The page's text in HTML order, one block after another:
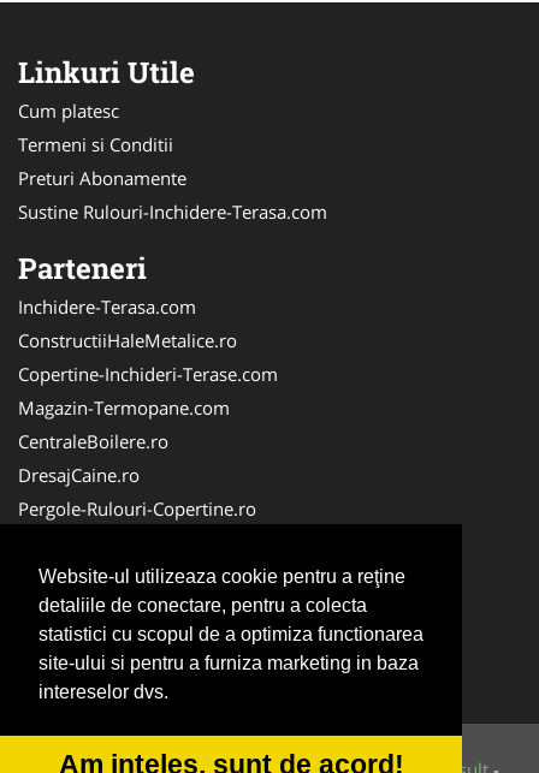
Website-ul utilizeaza cookie pentru a reţine
detaliile de conectare, pentru a colecta
statistici cu scopul de a optimiza functionarea
site-ului si pentru a furniza marketing in baza
intereselor dvs.
Am inteles, sunt de acord!
Linkuri Utile
Cum platesc
Termeni si Conditii
Preturi Abonamente
Sustine Rulouri-Inchidere-Terasa.com
Parteneri
Inchidere-Terasa.com
ConstructiiHaleMetalice.ro
Copertine-Inchideri-Terase.com
Magazin-Termopane.com
CentraleBoilere.ro
DresajCaine.ro
Pergole-Rulouri-Copertine.ro
Alpinist-Utilitar.com
CuratenieSpatiiComerciale.ro
FirmaTractariAuto.ro
Service-Reparatii.com